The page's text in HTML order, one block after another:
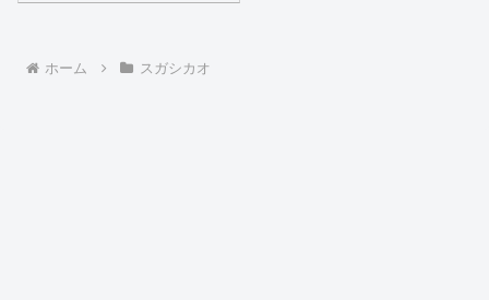
ホーム スガシカオ